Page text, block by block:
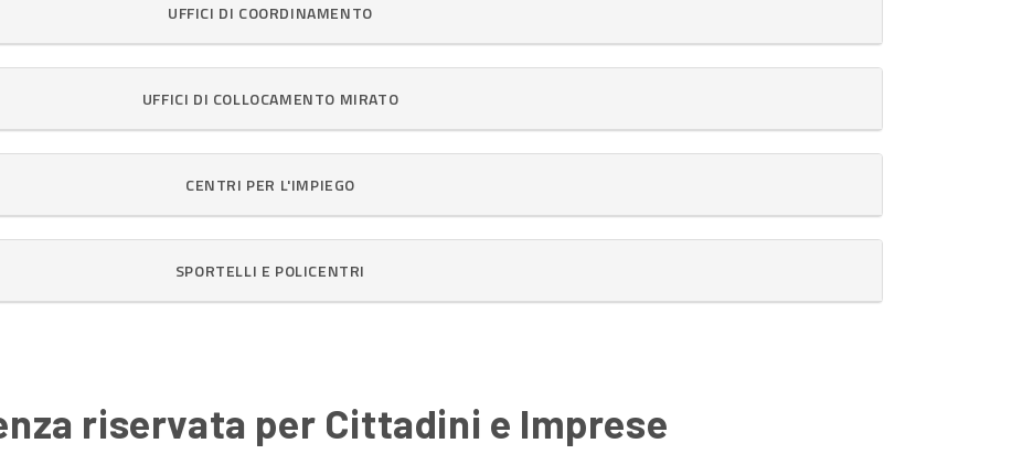
UFFICI DI COORDINAMENTO
UFFICI DI COLLOCAMENTO MIRATO
CENTRI PER L'IMPIEGO
SPORTELLI E POLICENTRI
riservata per Cittadini e Imprese